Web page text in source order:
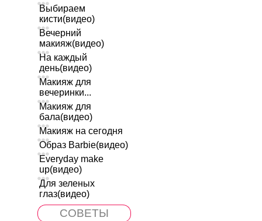
Выбираем
кисти(видео)
Вечерний
макияж(видео)
На каждый
день(видео)
Макияж для
вечеринки...
Макияж для
бала(видео)
Макияж на сегодня
Образ Barbie(видео)
Everyday make
up(видео)
Для зеленых
глаз(видео)
СОВЕТЫ